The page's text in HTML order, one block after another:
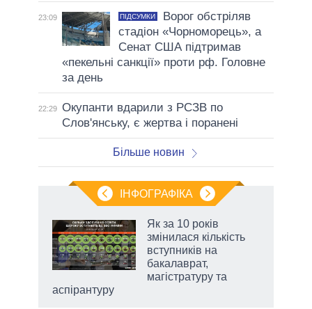
23:09 ПІДСУМКИ
Ворог обстріляв
стадіон «Чорноморець», а
Сенат США підтримав
«пекельні санкції» проти рф. Головне
за день
22:29 Окупанти вдарили з РСЗВ по
Слов'янську, є жертва і поранені
Більше новин
ІНФОГРАФІКА
Як за 10 років
змінилася кількість
вступників на
бакалаврат,
магістратуру та
аспірантуру